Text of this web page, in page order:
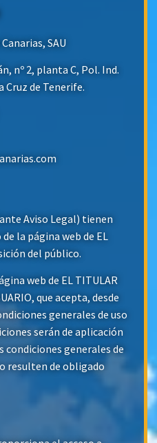
SAU
nº 2, planta C, Pol. Ind.
Cruz de Tenerife.
Aviso Legal) tienen
la página web de EL
del público.
web de EL TITULAR
que acepta, desde
generales de uso
serán de aplicación
generales de
resulten de obligado